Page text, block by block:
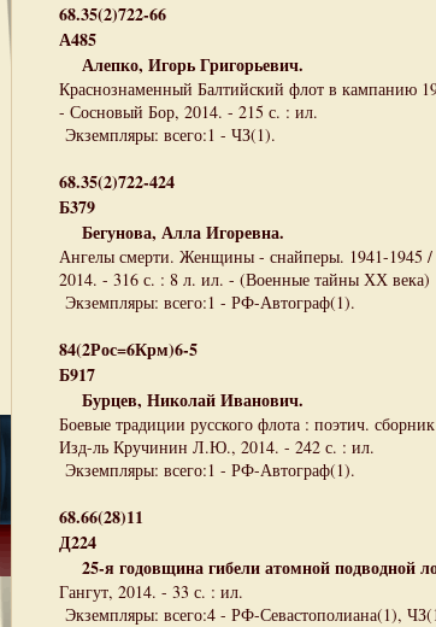
68.35(2)722-66
А485
Алепко, Игорь Григорьевич.
Краснознаменный Балтийский флот в кампанию
- Сосновый Бор, 2014. - 215 с. : ил.
Экземпляры: всего:1 - ЧЗ(1).
68.35(2)722-424
Б379
Бегунова, Алла Игоревна.
Ангелы смерти. Женщины - снайперы. 1941-
2014. - 316 с. : 8 л. ил. - (Военные тайны ХХ века)
Экземпляры: всего:1 - РФ-Автограф(1).
84(2Рос=6Крм)6-5
Б917
Бурцев, Николай Иванович.
Боевые традиции русского флота : поэтич.
Изд-ль Кручинин Л.Ю., 2014. - 242 с. : ил.
Экземпляры: всего:1 - РФ-Автограф(1).
68.66(28)11
Д224
25-я годовщина гибели атомной подводной
Гангут, 2014. - 33 с. : ил.
Экземпляры: всего:4 - РФ-Севастополиана(1),